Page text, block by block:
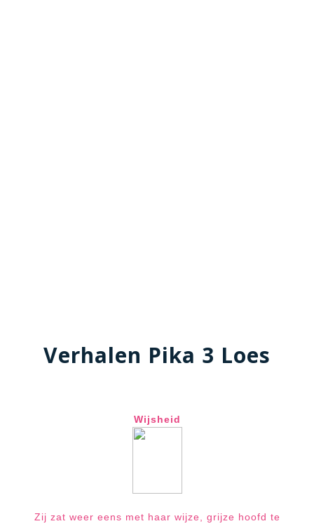
Verhalen Pika 3 Loes
Wijsheid
Zij zat weer eens met haar wijze, grijze hoofd te